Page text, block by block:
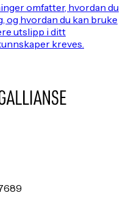
omfatter, hvordan du
og hvordan du kan bruke
utslipp i ditt
kreves.